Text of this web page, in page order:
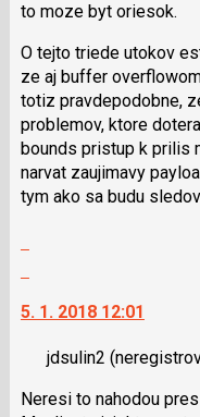
to moze byt oriesok.
O tejto triede utokov
ze aj buffer
totiz pravdepodobne,
problemov, ktore
bounds pristup k prilis
narvat zaujimavy
tym ako sa budu
další
názor.
navigaci
5. 1. 2018 12:01
jdsulin2
Neresi to nahodou